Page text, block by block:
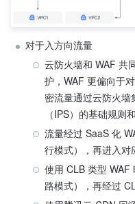
对于入方向流量
云防火墙和 WAF 共
护，WAF 更偏向于
密流量通过云防火
（IPS）的基础规则
流量经过 SaaS 化
行模式），再进入对
使用 CLB 类型 WAF
路模式），再经过